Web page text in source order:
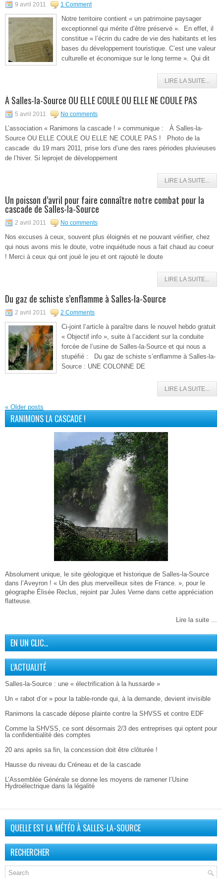
9 avril 2011 1 Comment
Notre territoire contient « un patrimoine paysager
exceptionnel qui mérite d’être préservé ». En effet, il
constitue « l’écrin du cadre de vie des habitants et les
bases du développement touristique. C’est une valeur
culturelle et économique sur le long terme ». Qui dit
LIRE LA SUITE...
À Salles-la-Source OU ELLE COULE OU ELLE NE COULE PAS
5 avril 2011 No comments
L’association « Ranimons la cascade ! » communique : À Salles-la-
Source OU ELLE COULE OU ELLE NE COULE PAS ! Photo de la
cascade du 19 mars 2011, prise lors d’une des rares périodes pluvieuses
de l’hiver. Si leprojet de développement
LIRE LA SUITE...
Un poisson d’avril pour faire connaître notre combat pour la
cascade de Salles-la-Source
2 avril 2011 No comments
Nos excuses à ceux, souvent plus éloignés et ne pouvant vérifier, chez
qui nous avons mis le doute, votre inquiétude nous a fait chaud au coeur
! Merci à ceux qui ont joué le jeu et ont rajouté le doute
LIRE LA SUITE...
Du gaz de schiste s’enflamme à Salles-la-Source
2 avril 2011 2 Comments
Ci-joint l’article à paraître dans le nouvel hebdo gratuit
« Objectif info », suite à l’accident sur la conduite
forcée de l’usine de Salles-la-Source et qui nous a
stupéfié : Du gaz de schiste s’enflamme à Salles-la-
Source : UNE COLONNE DE
LIRE LA SUITE...
« Older posts
RANIMONS LA CASCADE !
Absolument unique, le site géologique et historique de Salles-la-Source
dans l’Aveyron ! « Un des plus merveilleux sites de France. », pour le
géographe Élisée Reclus, rejoint par Jules Verne dans cette appréciation
flatteuse.
Lire la suite ...
EN UN CLIC…
L’ACTUALITÉ
Salles-la-Source : une « électrification à la hussarde »
Un « rabot d’or » pour la table-ronde qui, à la demande, devient invisible
Ranimons la cascade dépose plainte contre la SHVSS et contre EDF
Comme la SHVSS, ce sont désormais 2/3 des entreprises qui optent pour
la confidentialité des comptes
20 ans après sa fin, la concession doit être clôturée !
Hausse du niveau du Créneau et de la cascade
L’Assemblée Générale se donne les moyens de ramener l’Usine
Hydroélectrique dans la légalité
QUELLE EST LA MÉTÉO À SALLES-LA-SOURCE
RECHERCHER